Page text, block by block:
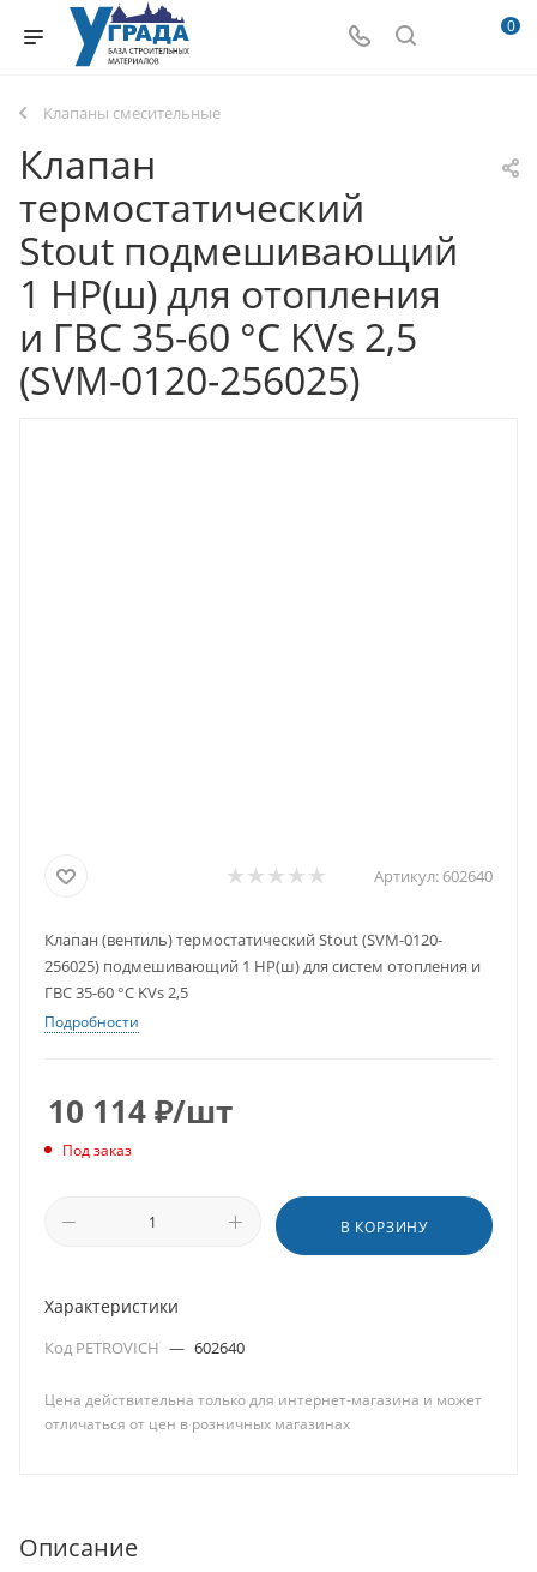
0
Клапаны смесительные
Клапан
термостатический
Stout подмешивающий
1 НР(ш) для отопления
и ГВС 35-60 °С KVs 2,5
(SVM-0120-256025)
Артикул: 602640
Клапан (вентиль) термостатический Stout (SVM-0120-
256025) подмешивающий 1 НР(ш) для систем отопления и
ГВС 35-60 °С KVs 2,5
Подробности
10 114₽/шт
Под заказ
В КОРЗИНУ
Характеристики
Код PETROVICH — 602640
Цена действительна только для интернет-магазина и может
отличаться от цен в розничных магазинах
Описание